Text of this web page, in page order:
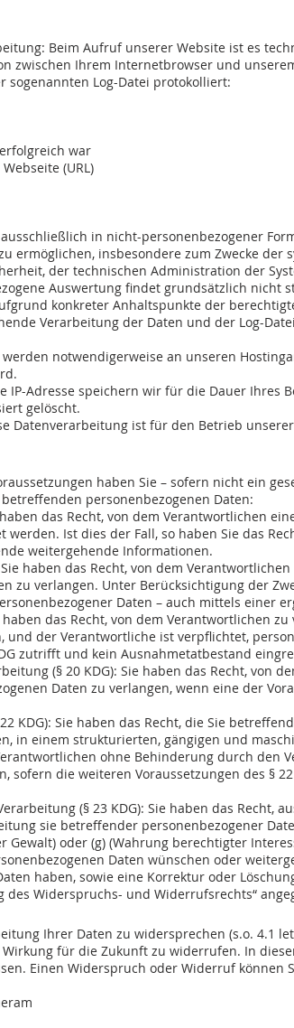
Beim Aufruf unserer Website ist es
zwischen Ihrem Internetbrowser und
Log-Datei protokolliert:
war
(URL)
in nicht-personenbezogener
ermöglichen, insbesondere zum Zwecke der
der technischen Administration der
Auswertung findet grundsätzlich nicht
konkreter Anhaltspunkte der
Verarbeitung der Daten und der Log-
notwendigerweise an unseren
IP-Adresse speichern wir für die Dauer Ihres
gelöscht.
Datenverarbeitung ist für den Betrieb
haben Sie – sofern nicht ein
personenbezogenen Daten:
das Recht, von dem Verantwortlichen
werden. Ist dies der Fall, so haben Sie das
weitergehende Informationen.
haben das Recht, von dem
zu verlangen. Unter Berücksichtigung der
Daten – auch mittels einer
haben das Recht, von dem Verantwortlichen
und der Verantwortliche ist verpﬂichtet,
zutrifft und kein Ausnahmetatbestand
(§ 20 KDG): Sie haben das Recht, von
Daten zu verlangen, wenn eine der
KDG): Sie haben das Recht, die Sie
in einem strukturierten, gängigen und
ohne Behinderung durch den
die weiteren Voraussetzungen des §
(§ 23 KDG): Sie haben das Recht,
sie betreffender personenbezogener
oder (g) (Wahrung berechtigter
Daten wünschen oder
haben, sowie eine Korrektur oder
Widerspruchs- und Widerrufsrechts“
Ihrer Daten zu widersprechen (s.o. 4.1
für die Zukunft zu widerrufen. In
Einen Widerspruch oder Widerruf können